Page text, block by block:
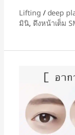
Lifting / deep
มินิ, ดึงหน้าเต็ม